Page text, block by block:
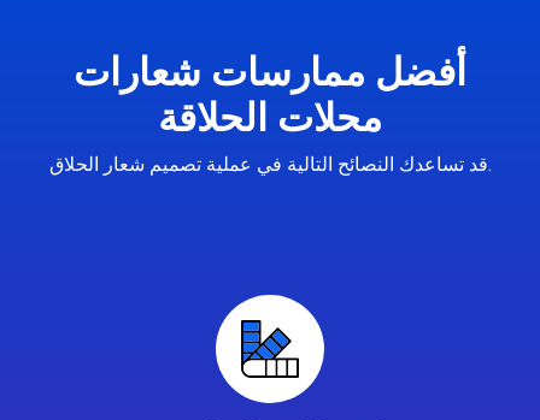
أفضل ممارسات شعارات
محلات الحلاقة
قد تساعدك النصائح التالية في عملية تصميم شعار الحلاق.